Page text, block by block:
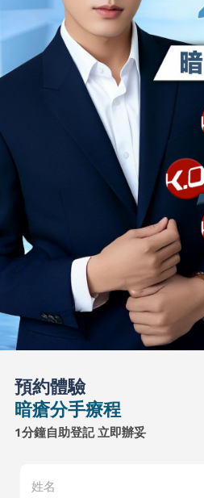
預約體驗
暗瘡分手療程
1分鐘自助登記 立即辦妥